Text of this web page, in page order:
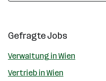
Gefragte Jobs
Verwaltung in Wien
Vertrieb in Wien